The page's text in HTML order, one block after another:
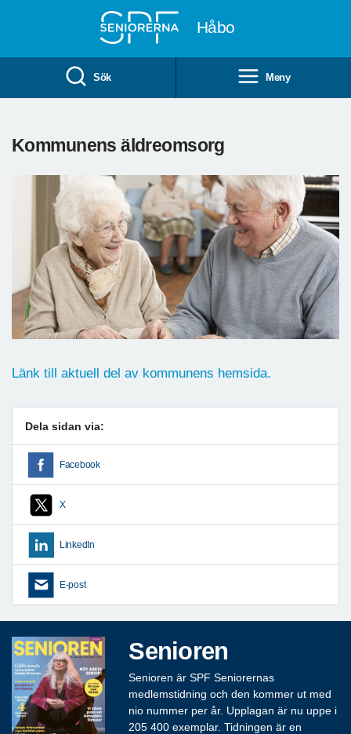
Håbo
Sök Meny
Kommunens äldreomsorg
Länk till aktuell del av kommunens hemsida.
Dela sidan via:
Facebook
X
LinkedIn
E-post
Senioren
Senioren är SPF Seniorernas
medlemstidning och den kommer ut med
nio nummer per år. Upplagan är nu uppe i
205 400 exemplar. Tidningen är en